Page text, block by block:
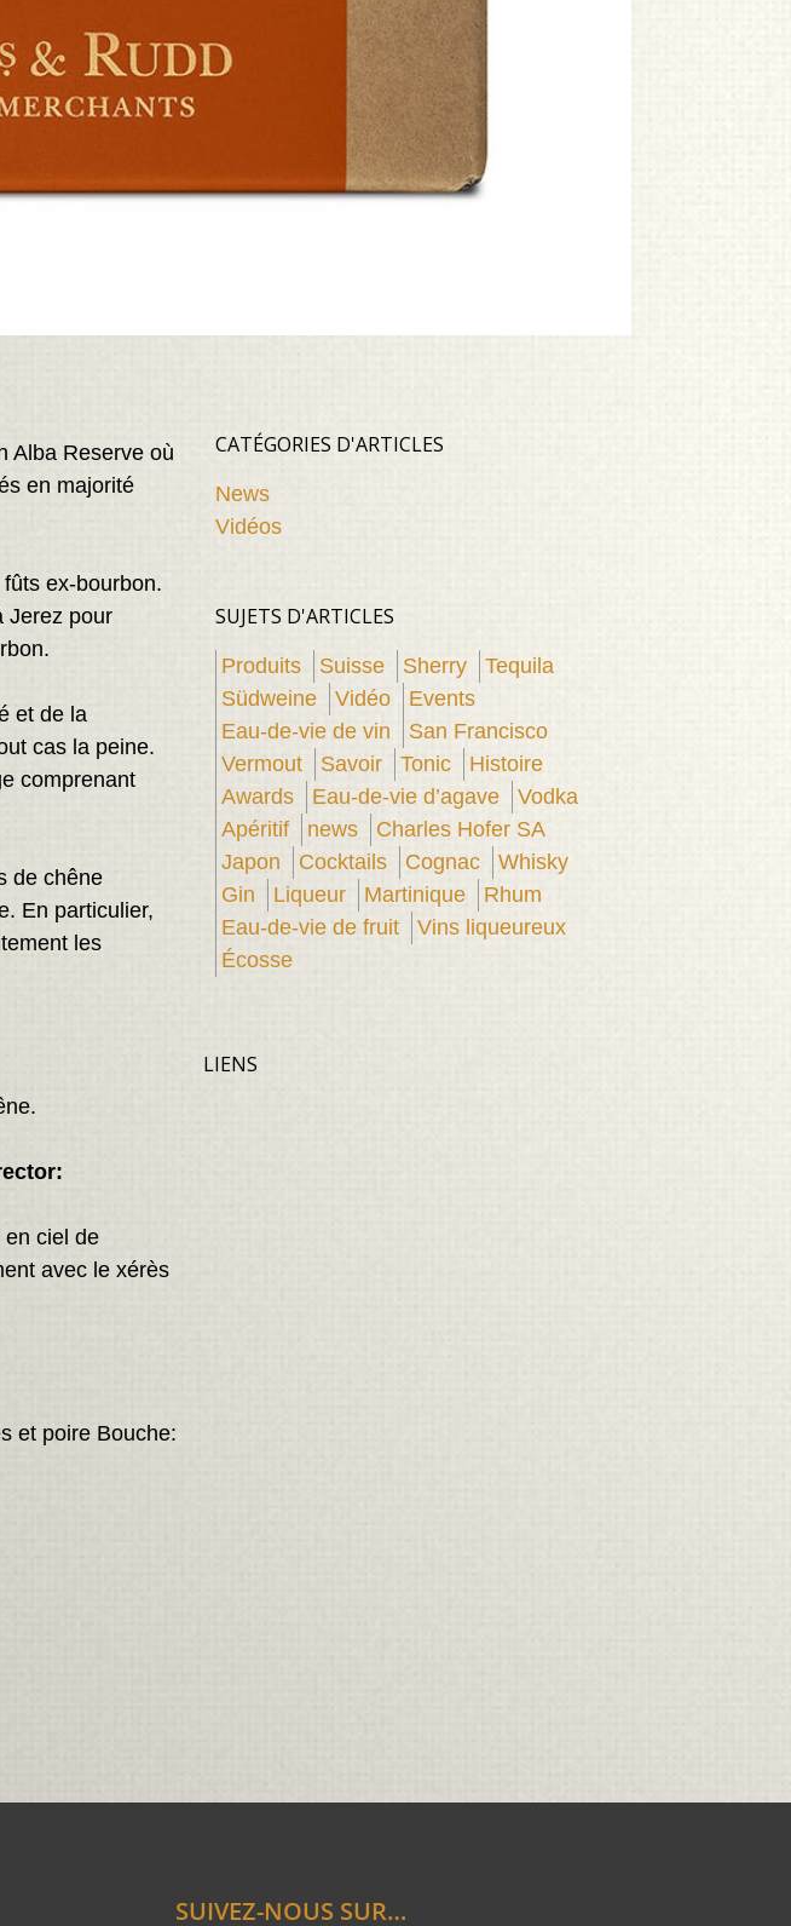
Alba Reserve où
en majorité
ex-bourbon.
Jerez pour
et de la
cas la peine.
comprenant
de chêne
En particulier,
les
en ciel de
avec le xérès
et poire Bouche:
CATÉGORIES D'ARTICLES
News
Vidéos
SUJETS D'ARTICLES
Produits Suisse Sherry
Tequila
Südweine
Vidéo
Events
Eau-de-vie de vin
San Francisco
Vermout
Savoir Tonic
Histoire
Awards
Eau-de-vie d’agave
Vodka
Apéritif
news
Charles Hofer SA
Japon
Cocktails Cognac
Whisky
Gin
Liqueur Martinique
Rhum
Eau-de-vie de fruit
Vins liqueureux
Écosse
LIENS
SUIVEZ-NOUS SUR…